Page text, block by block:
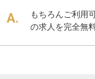
もちろんご利用
の求人を完全無